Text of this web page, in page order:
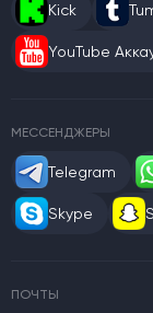
Kick
YouTube
МЕССЕНДЖЕРЫ
Telegram
Skype
ПОЧТЫ